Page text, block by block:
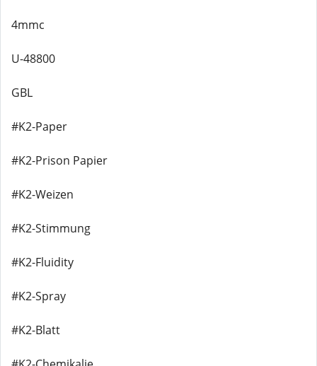
4mmc
U-48800
GBL
#K2-Paper
#K2-Prison Papier
#K2-Weizen
#K2-Stimmung
#K2-Fluidity
#K2-Spray
#K2-Blatt